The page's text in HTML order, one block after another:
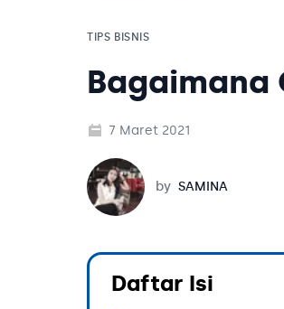
TIPS BISNIS
Bagaimana
7 Maret 2021
Samina
by SAMINA
Daftar Isi